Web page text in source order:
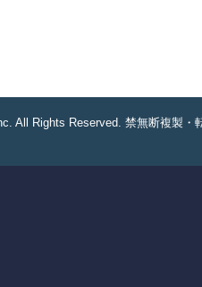
All Rights Reserved. 禁無断複製